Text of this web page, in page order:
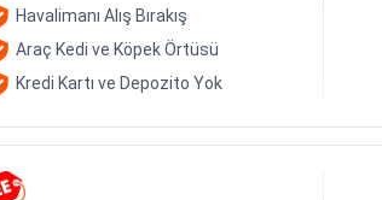
Havalimanı Alış Bırakış
Araç Kedi ve Köpek Örtüsü
Kredi Kartı ve Depozito Yok